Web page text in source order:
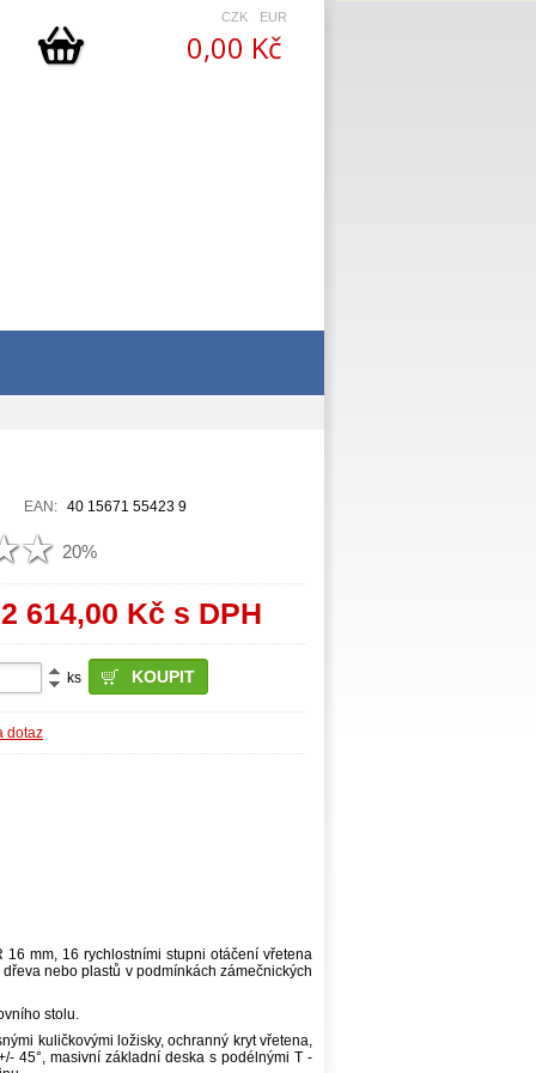
0,00 Kč
CZK EUR
EAN: 40 15671 55423 9
20%
614,00 Kč s DPH
ks
dotaz
mm, 16 rychlostními stupni otáčení vřetena
nebo plastů v podmínkách zámečnických
stolu.
kuličkovými ložisky, ochranný kryt vřetena,
45°, masivní základní deska s podélnými T -